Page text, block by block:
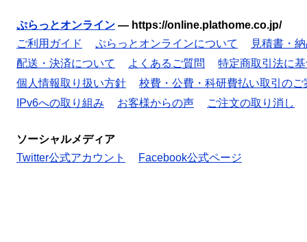
ぷらっとオンライン — https://online.plathome.co.jp/
ご利用ガイド
ぷらっとオンラインについて
見積書・
配送・決済について
よくあるご質問
特定商取引法に
個人情報取り扱い方針
校費・公費・科研費払い取引のご
IPv6への取り組み
お客様からの声 ご注文の取り消し
ソーシャルメディア
Twitter公式アカウント
Facebook公式ページ